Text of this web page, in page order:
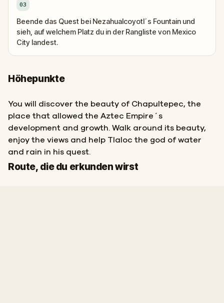
03
Beende das Quest bei Nezahualcoyotl´s Fountain und
sieh, auf welchem Platz du in der Rangliste von Mexico
City landest.
Höhepunkte
You will discover the beauty of Chapultepec, the
place that allowed the Aztec Empire´s
development and growth. Walk around its beauty,
enjoy the views and help Tlaloc the god of water
and rain in his quest.
Route, die du erkunden wirst
Start
Ziel